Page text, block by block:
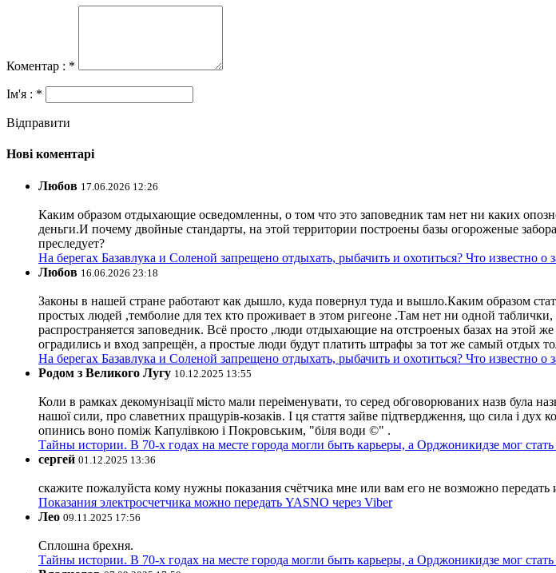
Коментар : *
Ім'я : *
Відправити
Нові коментарі
Любов 17.06.2026 12:26
Каким образом отдыхающие осведомленны, о том что это заповедник там нет ни каких
деньги.И почему двойные стандарты, на этой территории построены базы огороженые
преследует?
На берегах Базавлука и Соленой запрещено отдыхать, рыбачить и охотиться? Что известно о
Любов 16.06.2026 23:18
Законы в нашей стране работают как дышло, куда повернул туда и вышло.Каким образом
простых людей ,темболие для тех кто проживает в этом ригеоне .Там нет ни одной
распространяется заповедник. Всё просто ,люди отдыхающие на отстроеных базах на этой
оградились и вход запрещён, а простые люди будут платить штрафы за тот же самый отдых
На берегах Базавлука и Соленой запрещено отдыхать, рыбачить и охотиться? Что известно о
Родом з Великого Лугу 10.12.2025 13:55
Коли в рамках декомунізації місто мали переіменувати, то серед обговорюваних назв
нашої сили, про славетних пращурів-козаків. І ця стаття зайве підтвердження, що сила і дух
опинись воно поміж Капулівкою і Покровським, "біля води ©" .
Тайны истории. В 70-х годах на месте города могли быть карьеры, а Орджоникидзе мог
сергей 01.12.2025 13:36
скажите пожалуйста кому нужны показания счётчика мне или вам его не возможно передать
Показания электросчетчика можно передать YASNO через Viber
Лео 09.11.2025 17:56
Сплошна брехня.
Тайны истории. В 70-х годах на месте города могли быть карьеры, а Орджоникидзе мог